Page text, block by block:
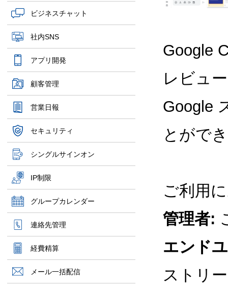
ビジネスチャット
社内SNS
アプリ開発
顧客管理
営業日報
セキュリティ
シングルサインオン
IP制限
グループカレンダー
連絡先管理
経費精算
メール一括配信
Google
レビュ
Google
とがで
ご利用
管理者:
エンド
ストリ